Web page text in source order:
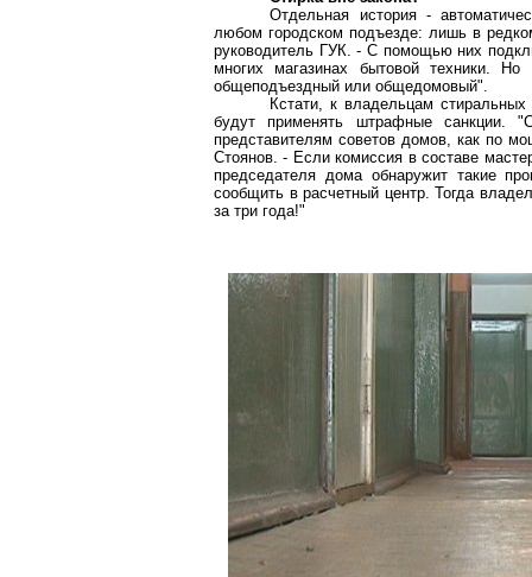
Отдельная история -
любом городском подъезде: лишь в
руководитель ГУК. - С помощью них
многих магазинах бытовой техники.
общеподъездный или общедомовый".
Кстати, к владельцам
будут применять штрафные санкции.
представителям советов домов, как по
Стоянов. - Если комиссия в составе
председателя дома обнаружит такие
сообщить в расчетный центр. Тогда
за три года!"